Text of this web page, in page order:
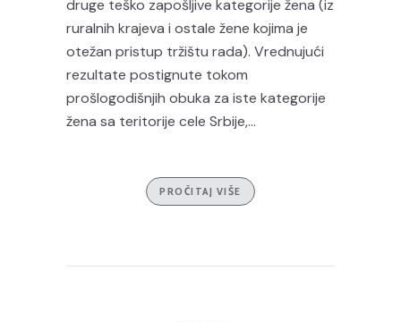
druge teško zapošljive kategorije žena (iz
ruralnih krajeva i ostale žene kojima je
otežan pristup tržištu rada). Vrednujući
rezultate postignute tokom
prošlogodišnjih obuka za iste kategorije
žena sa teritorije cele Srbije,...
PROČITAJ VIŠE